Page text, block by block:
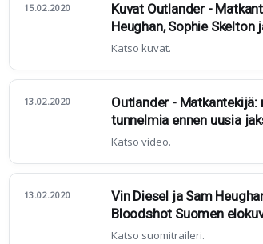
15.02.2020
Kuvat Outlander -
Heughan, Sophie Skelton
Katso kuvat.
13.02.2020
Outlander - Matkantekijä:
tunnelmia ennen uusia
Katso video.
13.02.2020
Vin Diesel ja Sam
Bloodshot Suomen
Katso suomitraileri.